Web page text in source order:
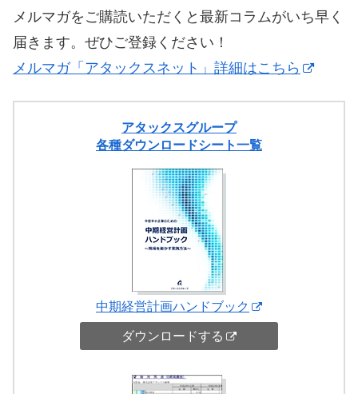
メルマガをご購読いただくと最新コラムがいち早く
届きます。ぜひご登録ください！
メルマガ「アタックスネット」詳細はこちら
アタックスグループ
各種ダウンロードシート一覧
中期経営計画ハンドブック
ダウンロードする